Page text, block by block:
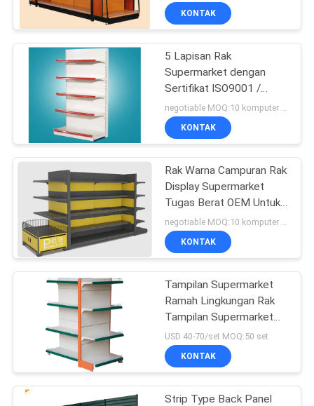
SITEMAP
PRIVACY
POLICY
KONTAK
5 Lapisan Rak
Supermarket dengan
Sertifikat ISO9001 /
ISO2015 / SGS
negotiable MOQ:10 komputer PC
KONTAK
Rak Warna Campuran Rak
Display Supermarket
Tugas Berat OEM Untuk
Toko
KONTAK
Tampilan Supermarket
Ramah Lingkungan Rak
Tampilan Supermarket
Melindungi Proteksi
Korosi
USD 40-70/set MOQ:50 set
KONTAK
Strip Type Back Panel